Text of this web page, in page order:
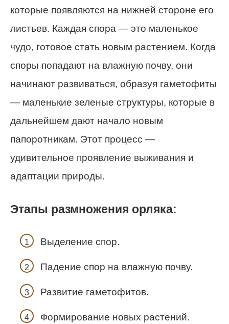
которые появляются на нижней стороне его
листьев. Каждая спора — это маленькое
чудо, готовое стать новым растением. Когда
споры попадают на влажную почву, они
начинают развиваться, образуя гаметофиты
— маленькие зеленые структуры, которые в
дальнейшем дают начало новым
папоротникам. Этот процесс —
удивительное проявление выживания и
адаптации природы.
Этапы размножения орляка:
Выделение спор.
Падение спор на влажную почву.
Развитие гаметофитов.
Формирование новых растений.